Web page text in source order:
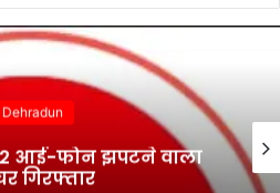
Dehradun
आई-फोन झपटने वाला
गिरफ्तार